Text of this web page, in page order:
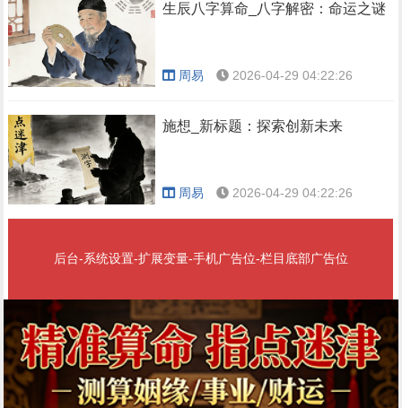
生辰八字算命_八字解密：命运之谜
周易 2026-04-29 04:22:26
施想_新标题：探索创新未来
周易 2026-04-29 04:22:26
后台-系统设置-扩展变量-手机广告位-栏目底部广告位